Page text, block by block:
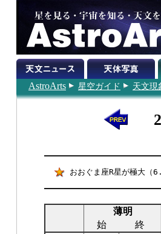
AstroArts 星空ガイド 天文現
おおぐま座R星が極大（
薄明
始
終